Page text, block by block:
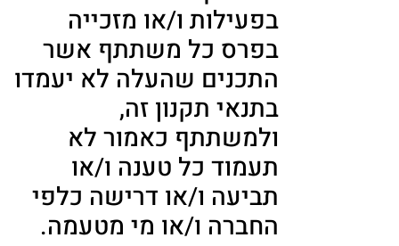
בפעילות ו/או מזכייה
בפרס כל משתתף אשר
התכנים שהעלה לא יעמדו
בתנאי תקנון זה,
ולמשתתף כאמור לא
תעמוד כל טענה ו/או
תביעה ו/או דרישה כלפי
החברה ו/או מי מטעמה.